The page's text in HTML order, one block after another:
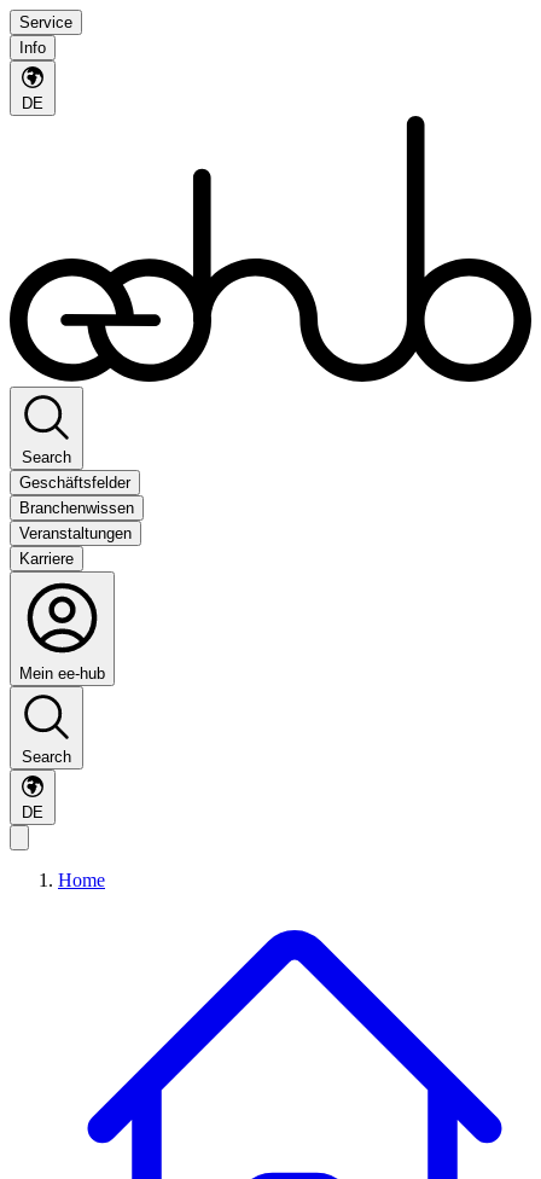
Service
Info
DE
Search
Geschäftsfelder
Branchenwissen
Veranstaltungen
Karriere
Mein ee-hub
Search
DE
Home